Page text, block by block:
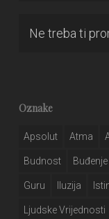
Ne treba ti
Oznake
Apsolut Atma
Budnost Buđenje
Guru Iluzija
Ljudske Vrijednosti